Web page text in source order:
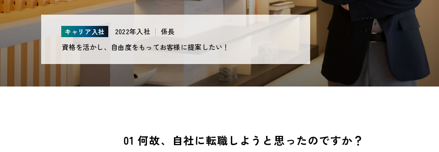
キャリア入社 2022年入社
係長
資格を活かし、自由度をもってお客様に提案したい！
01 何故、自社に転職しようと思ったのですか？